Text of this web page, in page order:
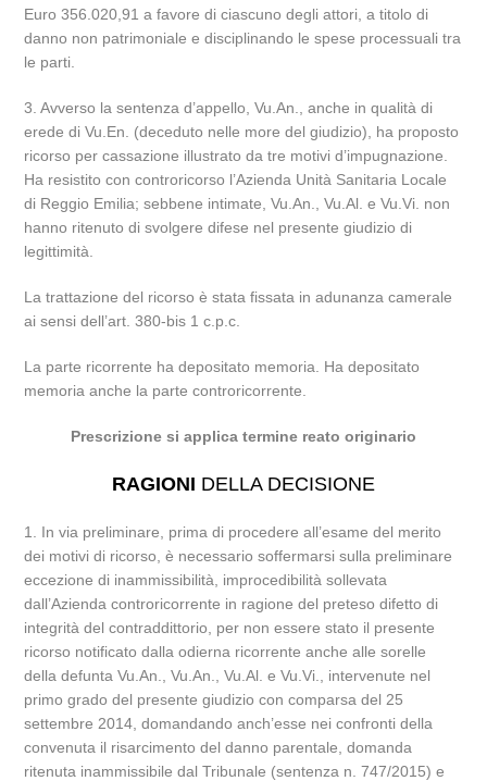
Euro 356.020,91 a favore di ciascuno degli attori, a titolo di
danno non patrimoniale e disciplinando le spese processuali tra
le parti.
3. Avverso la sentenza d’appello, Vu.An., anche in qualità di
erede di Vu.En. (deceduto nelle more del giudizio), ha proposto
ricorso per cassazione illustrato da tre motivi d’impugnazione.
Ha resistito con controricorso l’Azienda Unità Sanitaria Locale
di Reggio Emilia; sebbene intimate, Vu.An., Vu.Al. e Vu.Vi. non
hanno ritenuto di svolgere difese nel presente giudizio di
legittimità.
La trattazione del ricorso è stata fissata in adunanza camerale
ai sensi dell’art. 380-bis 1 c.p.c.
La parte ricorrente ha depositato memoria. Ha depositato
memoria anche la parte controricorrente.
Prescrizione si applica termine reato originario
RAGIONI DELLA DECISIONE
1. In via preliminare, prima di procedere all’esame del merito
dei motivi di ricorso, è necessario soffermarsi sulla preliminare
eccezione di inammissibilità, improcedibilità sollevata
dall’Azienda controricorrente in ragione del preteso difetto di
integrità del contraddittorio, per non essere stato il presente
ricorso notificato dalla odierna ricorrente anche alle sorelle
della defunta Vu.An., Vu.An., Vu.Al. e Vu.Vi., intervenute nel
primo grado del presente giudizio con comparsa del 25
settembre 2014, domandando anch’esse nei confronti della
convenuta il risarcimento del danno parentale, domanda
ritenuta inammissibile dal Tribunale (sentenza n. 747/2015) e